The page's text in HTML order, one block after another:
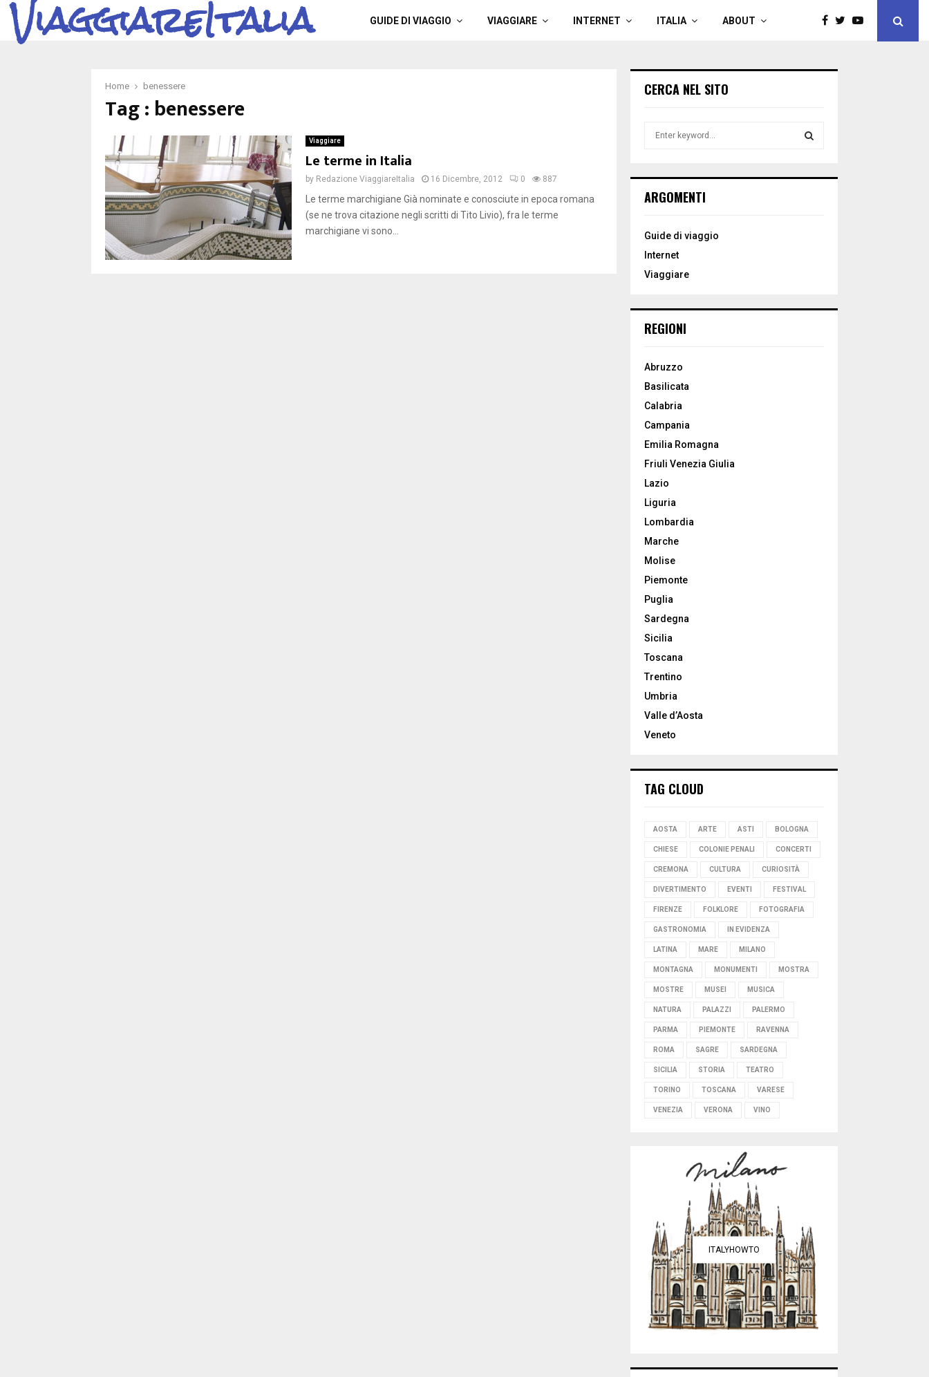
ViaggiareItalia GUIDE DI VIAGGIO VIAGGIARE INTERNET ITALIA ABOUT
Home benessere
Tag : benessere
Viaggiare
Le terme in Italia
by Redazione ViaggiareItalia 16 Dicembre, 2012 0 887
Le terme marchigiane Già nominate e conosciute in epoca romana
(se ne trova citazione negli scritti di Tito Livio), fra le terme
marchigiane vi sono...
CERCA NEL SITO
h
o
:
ARGOMENTI
Guide di viaggio
Internet
Viaggiare
REGIONI
Abruzzo
Basilicata
Calabria
Campania
Emilia Romagna
Friuli Venezia Giulia
Lazio
Liguria
Lombardia
Marche
Molise
Piemonte
Puglia
Sardegna
Sicilia
Toscana
Trentino
Umbria
Valle d’Aosta
Veneto
TAG CLOUD
AOSTA ARTE ASTI BOLOGNA
CHIESE COLONIE PENALI CONCERTI
CREMONA CULTURA CURIOSITÀ
DIVERTIMENTO EVENTI FESTIVAL
FIRENZE FOLKLORE FOTOGRAFIA
GASTRONOMIA IN EVIDENZA
LATINA MARE MILANO
MONTAGNA MONUMENTI MOSTRA
MOSTRE MUSEI MUSICA
NATURA PALAZZI PALERMO
PARMA PIEMONTE RAVENNA
ROMA SAGRE SARDEGNA
SICILIA STORIA TEATRO
TORINO TOSCANA VARESE
VENEZIA VERONA VINO
ITALYHOWTO